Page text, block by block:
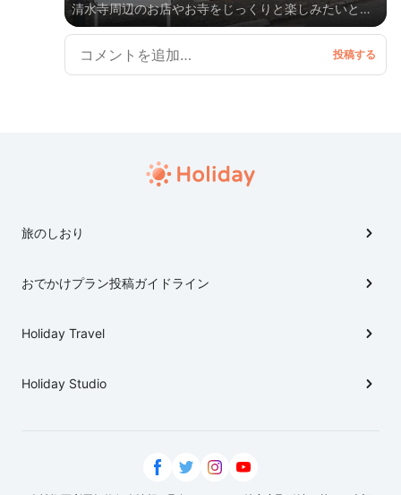
清水寺周辺のお店やお寺をじっくりと楽しみたいと思
います。
旅のしおり
おでかけプラン投稿ガイドライン
Holiday Travel
Holiday Studio